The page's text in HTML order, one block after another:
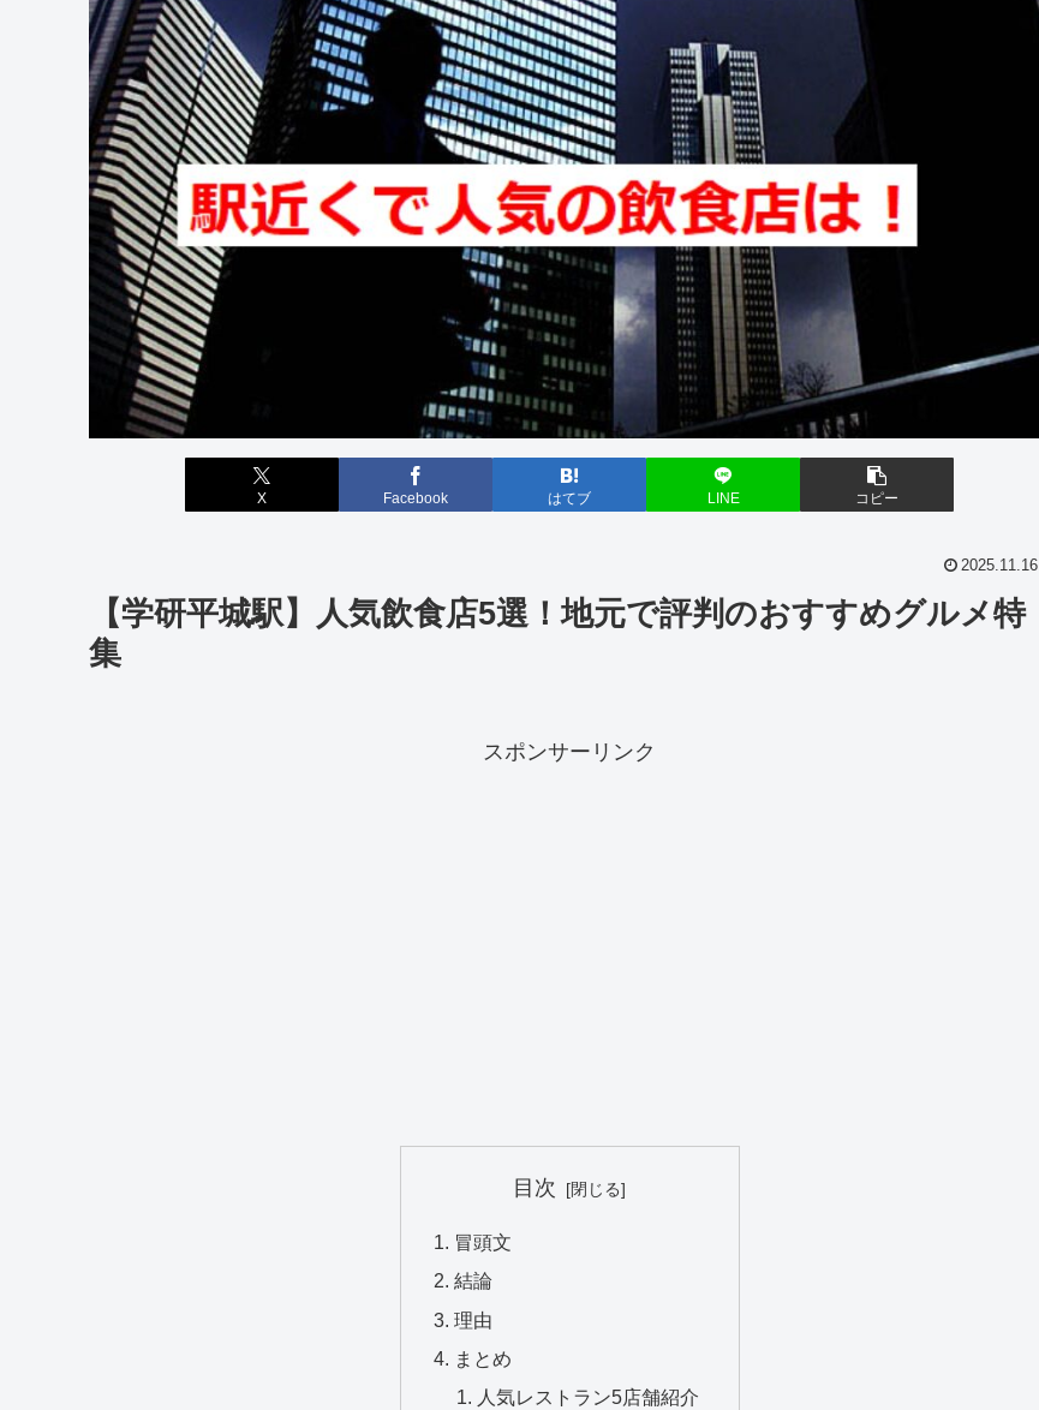
X Facebook はてブ LINE コピー
2025.11.16
【学研平城駅】人気飲食店5選！地元で評判のおすすめグルメ特
集
スポンサーリンク
目次
冒頭文
結論
理由
まとめ
人気レストラン5店舗紹介